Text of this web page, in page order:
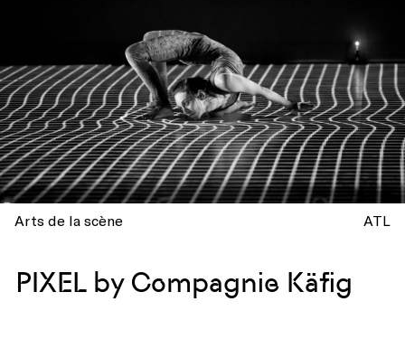
Arts de la scène ATL
PIXEL by Compagnie Käfig